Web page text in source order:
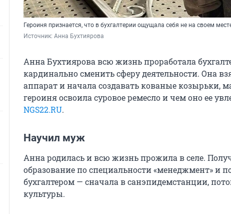
Героиня признается, что в бухгалтерии ощущала себя не на своем
Источник: Анна Бухтиярова
Анна Бухтиярова всю жизнь проработала
кардинально сменить сферу деятельности. Она
аппарат и начала создавать кованые козырьки,
героиня освоила суровое ремесло и чем оно ее
NGS22.RU.
Научил муж
Анна родилась и всю жизнь прожила в селе.
образование по специальности «менеджмент» и
бухгалтером — сначала в санэпидемстанции,
культуры.